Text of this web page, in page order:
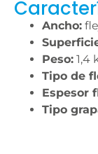
Ancho:
Peso: 1,4
Tipo de
Espesor
Tipo